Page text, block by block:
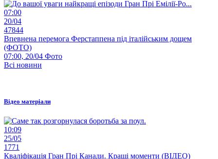
07:00
20/04
47844
Впевнена перемога Ферстаппена під італійським дощем
(ФОТО)
07:00, 20/04 Фото
Всі новини
Відео матеріали
10:09
25/05
1771
Кваліфікація Гран Прі Канади. Кращі моменти (ВІДЕО)